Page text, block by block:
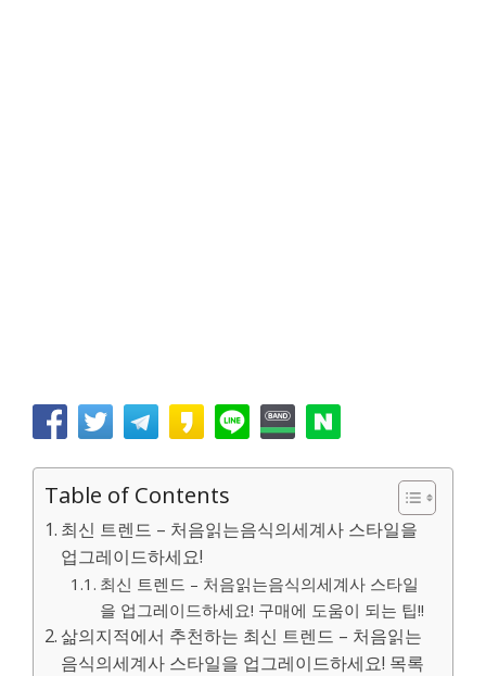
Table of Contents
최신 트렌드 – 처음읽는음식의세계사 스타일을
업그레이드하세요!
최신 트렌드 – 처음읽는음식의세계사 스타일
을 업그레이드하세요! 구매에 도움이 되는 팁!!
삶의지적에서 추천하는 최신 트렌드 – 처음읽는
음식의세계사 스타일을 업그레이드하세요! 목록